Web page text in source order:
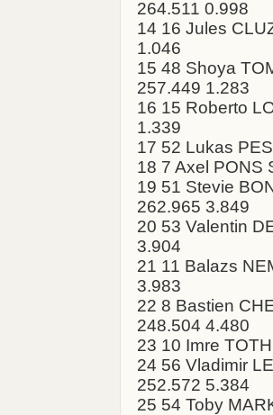
264.511 0.998
14 16 Jules
1.046
15 48 Shoya
257.449 1.283
16 15 Roberto
1.339
17 52 Lukas
18 7 Axel PONS
19 51 Stevie
262.965 3.849
20 53 Valentin
3.904
21 11 Balazs
3.983
22 8 Bastien
248.504 4.480
23 10 Imre
24 56 Vladimir
252.572 5.384
25 54 Toby